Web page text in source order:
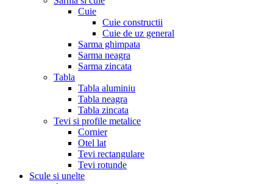
Cuie
Cuie constructii
Cuie de uz general
Sarma ghimpata
Sarma neagra
Sarma zincata
Tabla
Tabla aluminiu
Tabla neagra
Tabla zincata
Tevi si profile metalice
Cornier
Otel lat
Tevi rectangulare
Tevi rotunde
Scule si unelte